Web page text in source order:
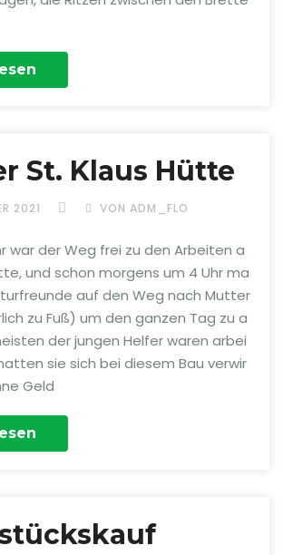
St. Klaus Hütte
2021 VON ADM_FLO
war der Weg frei zu den Arbeiten a
und schon morgens um 4 Uhr ma
auf den Weg nach Mutter
zu Fuß) um den ganzen Tag zu a
der jungen Helfer waren arbei
sie sich bei diesem Bau verwir
Geld